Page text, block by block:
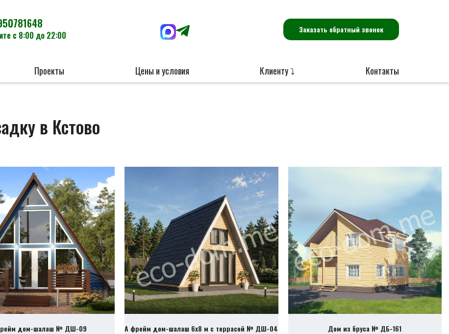
с 8:00 до 22:00
Заказать обратный звонок
Проекты Цены и условия Клиенту ⤵ Контакты
в Кстово
дом-шалаш № ДШ-09 А фрейм дом-шалаш 6х8 м с террасой № ДШ-04 Дом из бруса № ДБ-161